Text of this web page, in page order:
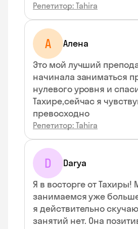
Репетитор: Tahira
А Алена
Это мой лучший
начинала заниматься
нулевого уровня и
Тахире,сейчас я
превосходно
Репетитор: Tahira
D
Darya
Я в восторге от Тахиры!
занимаемся уже
я действительно
занятий нет. Она